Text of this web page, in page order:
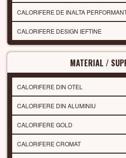
CALORIFERE DE INALTA
CALORIFERE DESIGN IEFTINE
MATERIAL /
CALORIFERE DIN OTEL
CALORIFERE DIN ALUMINIU
CALORIFERE GOLD
CALORIFERE CROMAT